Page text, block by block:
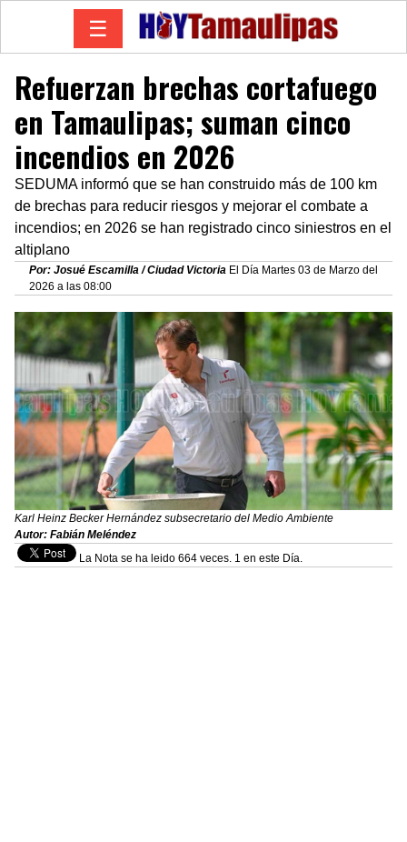
☰
Refuerzan brechas cortafuego
en Tamaulipas; suman cinco
incendios en 2026
SEDUMA informó que se han construido más de 100 km
de brechas para reducir riesgos y mejorar el combate a
incendios; en 2026 se han registrado cinco siniestros en el
altiplano
Por: Josué Escamilla / Ciudad Victoria El Día Martes 03 de Marzo del
2026 a las 08:00
Karl Heinz Becker Hernández subsecretario del Medio Ambiente
Autor: Fabián Meléndez
La Nota se ha leido 664 veces. 1 en este Día.